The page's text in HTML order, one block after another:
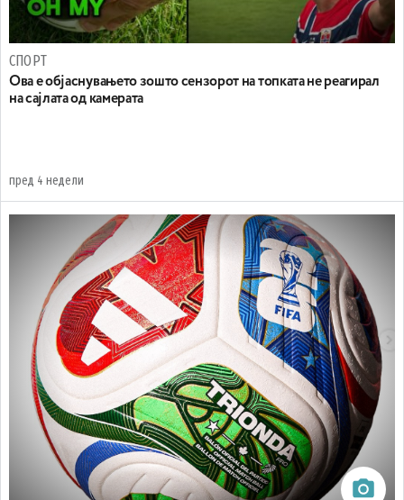
СПОРТ
Ова е објаснувањето зошто сензорот на топката не реагирал
на сајлата од камерата
пред 4 недели